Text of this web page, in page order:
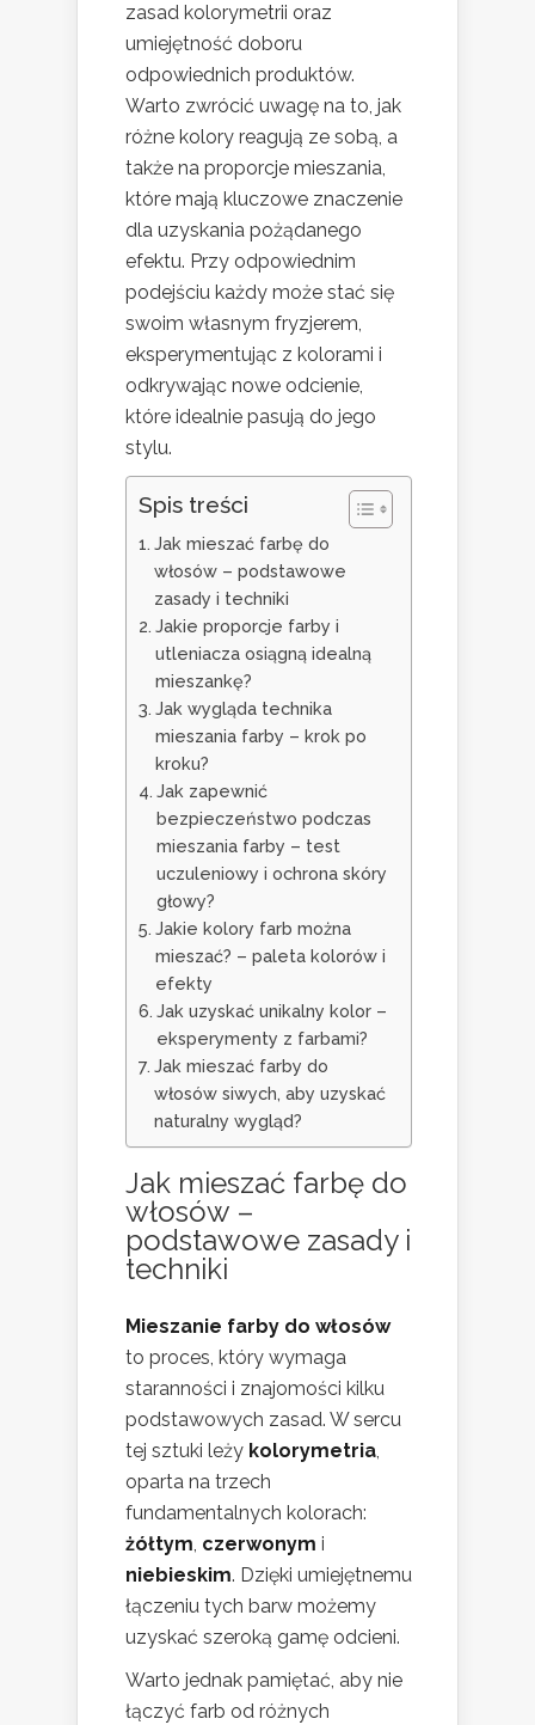
zasad kolorymetrii oraz
umiejętność doboru
odpowiednich produktów.
Warto zwrócić uwagę na to, jak
różne kolory reagują ze sobą, a
także na proporcje mieszania,
które mają kluczowe znaczenie
dla uzyskania pożądanego
efektu. Przy odpowiednim
podejściu każdy może stać się
swoim własnym fryzjerem,
eksperymentując z kolorami i
odkrywając nowe odcienie,
które idealnie pasują do jego
stylu.
Spis treści
Jak mieszać farbę do
włosów – podstawowe
zasady i techniki
Jakie proporcje farby i
utleniacza osiągną idealną
mieszankę?
Jak wygląda technika
mieszania farby – krok po
kroku?
Jak zapewnić
bezpieczeństwo podczas
mieszania farby – test
uczuleniowy i ochrona skóry
głowy?
Jakie kolory farb można
mieszać? – paleta kolorów i
efekty
Jak uzyskać unikalny kolor –
eksperymenty z farbami?
Jak mieszać farby do
włosów siwych, aby uzyskać
naturalny wygląd?
Jak mieszać farbę do
włosów –
podstawowe zasady i
techniki
Mieszanie farby do włosów
to proces, który wymaga
staranności i znajomości kilku
podstawowych zasad. W sercu
tej sztuki leży kolorymetria,
oparta na trzech
fundamentalnych kolorach:
żółtym, czerwonym i
niebieskim. Dzięki umiejętnemu
łączeniu tych barw możemy
uzyskać szeroką gamę odcieni.
Warto jednak pamiętać, aby nie
łączyć farb od różnych